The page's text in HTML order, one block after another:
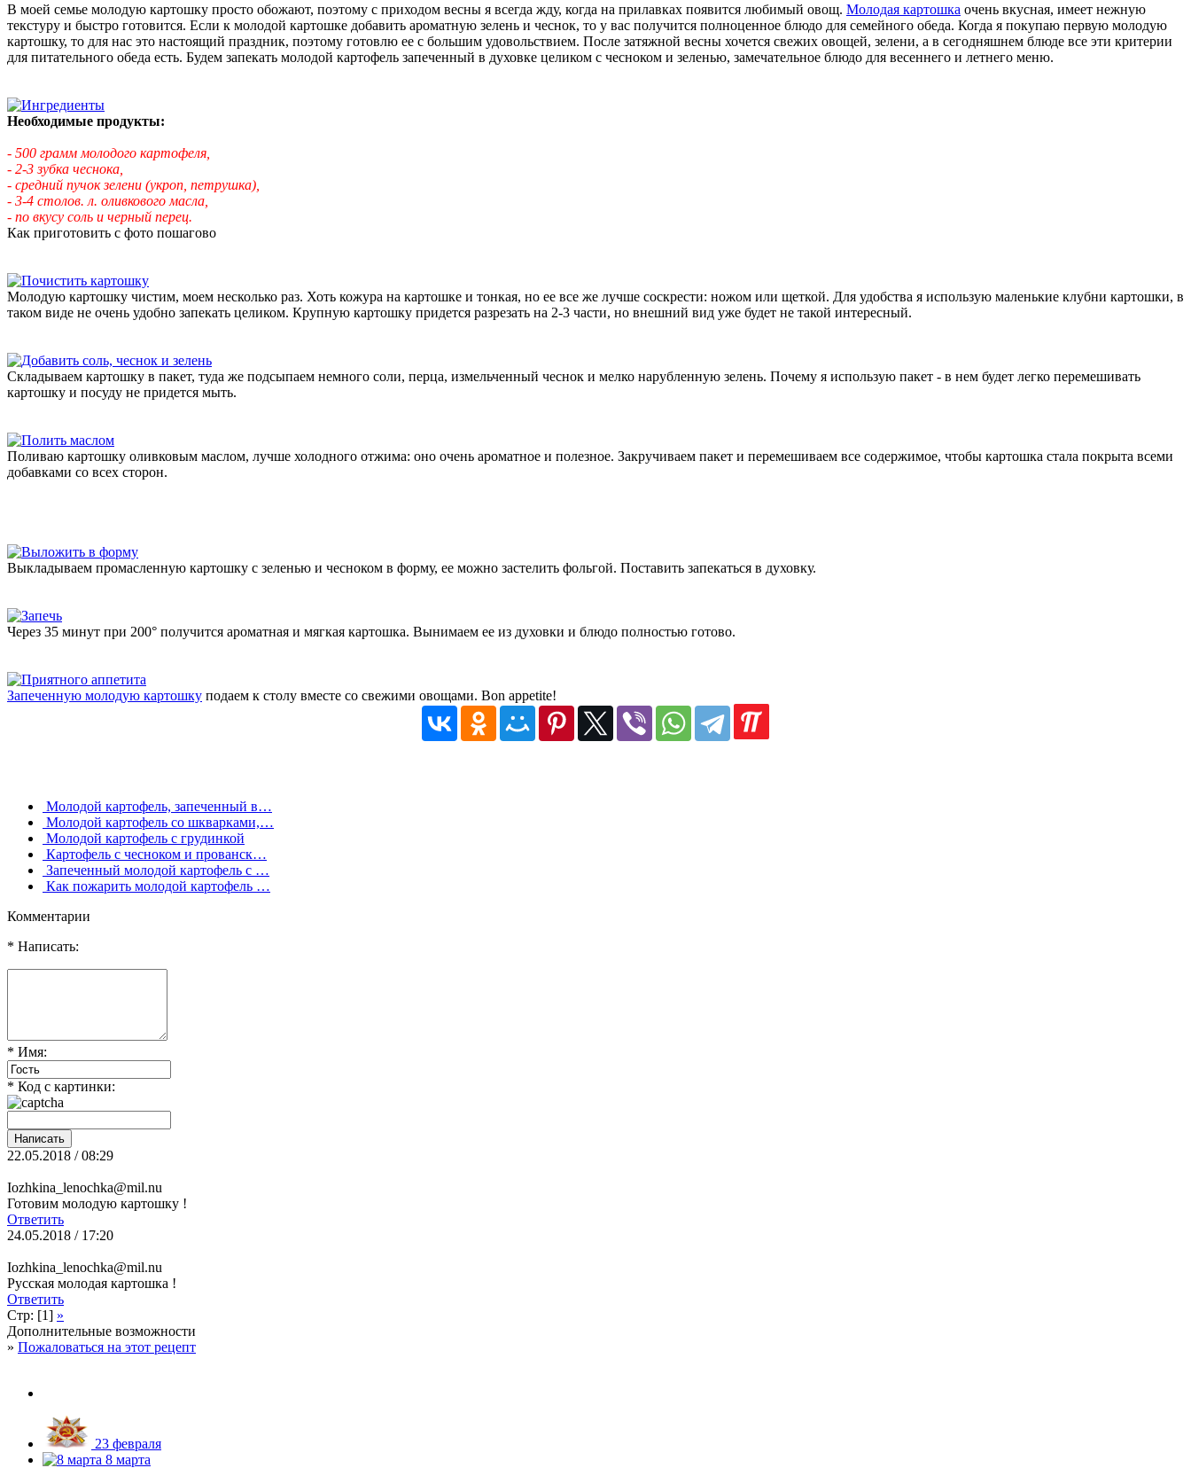
В моей семье молодую картошку просто обожают, поэтому с приходом весны я всегда жду, когда на прилавках появится любимый овощ. Молодая картошка очень вкусная, имеет нежную
текстуру и быстро готовится. Если к молодой картошке добавить ароматную зелень и чеснок, то у вас получится полноценное блюдо для семейного обеда. Когда я покупаю первую молодую
картошку, то для нас это настоящий праздник, поэтому готовлю ее с большим удовольствием. После затяжной весны хочется свежих овощей, зелени, а в сегодняшнем блюде все эти критерии
для питательного обеда есть. Будем запекать молодой картофель запеченный в духовке целиком с чесноком и зеленью, замечательное блюдо для весеннего и летнего меню.
Необходимые продукты:
- 500 грамм молодого картофеля,
- 2-3 зубка чеснока,
- средний пучок зелени (укроп, петрушка),
- 3-4 столов. л. оливкового масла,
- по вкусу соль и черный перец.
Как приготовить с фото пошагово
Молодую картошку чистим, моем несколько раз. Хоть кожура на картошке и тонкая, но ее все же лучше соскрести: ножом или щеткой. Для удобства я использую маленькие клубни картошки, в
таком виде не очень удобно запекать целиком. Крупную картошку придется разрезать на 2-3 части, но внешний вид уже будет не такой интересный.
Складываем картошку в пакет, туда же подсыпаем немного соли, перца, измельченный чеснок и мелко нарубленную зелень. Почему я использую пакет - в нем будет легко перемешивать
картошку и посуду не придется мыть.
Поливаю картошку оливковым маслом, лучше холодного отжима: оно очень ароматное и полезное. Закручиваем пакет и перемешиваем все содержимое, чтобы картошка стала покрыта всеми
добавками со всех сторон.
Выкладываем промасленную картошку с зеленью и чесноком в форму, ее можно застелить фольгой. Поставить запекаться в духовку.
Через 35 минут при 200° получится ароматная и мягкая картошка. Вынимаем ее из духовки и блюдо полностью готово.
Запеченную молодую картошку подаем к столу вместе со свежими овощами. Bon appetite!
Молодой картофель, запеченный в…
Молодой картофель со шкварками,…
Молодой картофель с грудинкой
Картофель с чесноком и прованск…
Запеченный молодой картофель с …
Как пожарить молодой картофель …
Комментарии
* Написать:
* Имя:
* Код с картинки:
22.05.2018 / 08:29
Iozhkina_lenochka@mil.nu
Готовим молодую картошку !
Ответить
24.05.2018 / 17:20
Iozhkina_lenochka@mil.nu
Русская молодая картошка !
Ответить
Стр: [1] »
Дополнительные возможности
» Пожаловаться на этот рецепт
23 февраля
8 марта